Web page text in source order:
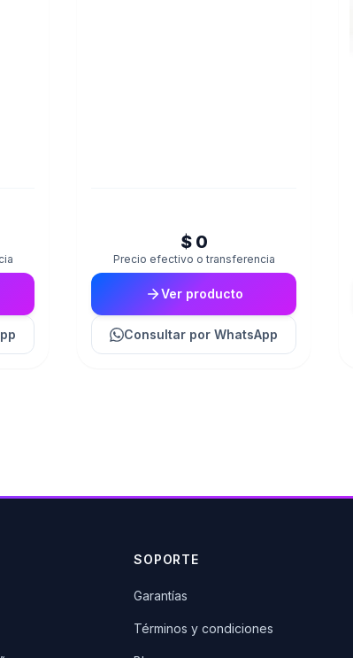
$ 0
Precio efectivo o transferencia
Ver producto
Consultar por WhatsApp
SOPORTE
Garantías
Términos y condiciones